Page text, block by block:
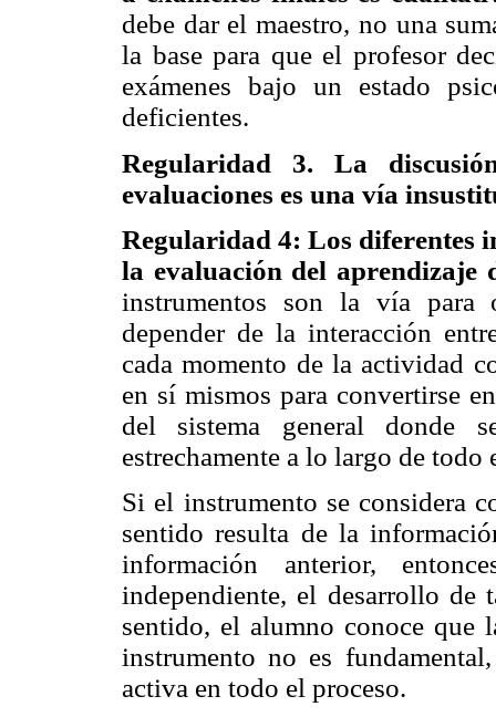
debe dar el maestro, no una
la base para que el profesor
exámenes bajo un estado
deficientes.
Regularidad 3. La
evaluaciones es una vía
Regularidad 4: Los diferentes
la evaluación del
instrumentos son la vía para
depender de la interacción
cada momento de la actividad
en sí mismos para convertirse
del sistema general donde
estrechamente a lo largo de todo
Si el instrumento se considera
sentido resulta de la
información anterior,
independiente, el desarrollo de
sentido, el alumno conoce que
instrumento no es
activa en todo el proceso.